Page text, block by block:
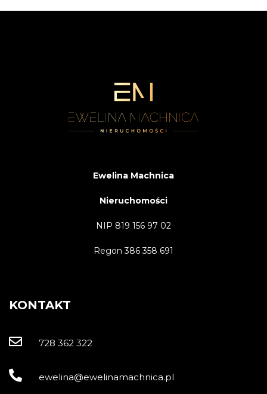
Ewelina Machnica
Nieruchomości
NIP 819 156 97 02
Regon 386 358 691
KONTAKT
728 362 322
ewelina@ewelinamachnica.pl